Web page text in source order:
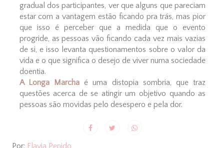
gradual dos participantes, ver que alguns que pareciam
estar com a vantagem estão ficando pra trás, mas pior
que isso é perceber que a medida que o evento
progride, as pessoas vão ficando cada vez mais vazias
de si, e isso levanta questionamentos sobre o valor da
vida e o que significa o desejo de viver numa sociedade
doentia.
A Longa Marchaé uma distopia sombria, que traz
questões acerca de se atingir um objetivo quando as
pessoas são movidas pelo desespero e pela dor.
Por: Flavia Penido